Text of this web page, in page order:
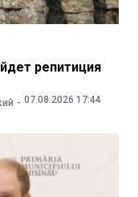
репитиция
07.08.2026 17:44